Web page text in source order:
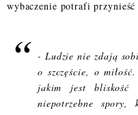
wybaczenie potrafi przynieść
- Ludzie nie zdają
o szczęście, o
jakim jest bliskość
niepotrzebne